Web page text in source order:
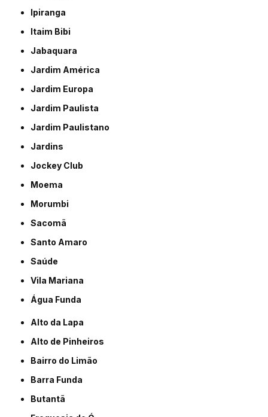
Ipiranga
Itaim Bibi
Jabaquara
Jardim América
Jardim Europa
Jardim Paulista
Jardim Paulistano
Jardins
Jockey Club
Moema
Morumbi
Sacomã
Santo Amaro
Saúde
Vila Mariana
Água Funda
Alto da Lapa
Alto de Pinheiros
Bairro do Limão
Barra Funda
Butantã